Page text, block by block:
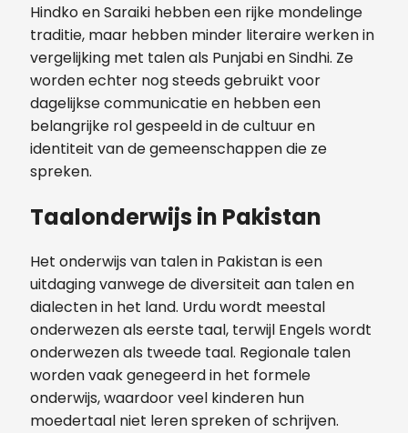
Hindko en Saraiki hebben een rijke mondelinge
traditie, maar hebben minder literaire werken in
vergelijking met talen als Punjabi en Sindhi. Ze
worden echter nog steeds gebruikt voor
dagelijkse communicatie en hebben een
belangrijke rol gespeeld in de cultuur en
identiteit van de gemeenschappen die ze
spreken.
Taalonderwijs in Pakistan
Het onderwijs van talen in Pakistan is een
uitdaging vanwege de diversiteit aan talen en
dialecten in het land. Urdu wordt meestal
onderwezen als eerste taal, terwijl Engels wordt
onderwezen als tweede taal. Regionale talen
worden vaak genegeerd in het formele
onderwijs, waardoor veel kinderen hun
moedertaal niet leren spreken of schrijven.